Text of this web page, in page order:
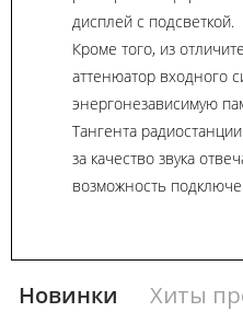
дисплей с подсветкой.
Кроме того, из
аттенюатор входного
энергонезависимую
Тангента
за качество звука
возможность
Новинки Хиты